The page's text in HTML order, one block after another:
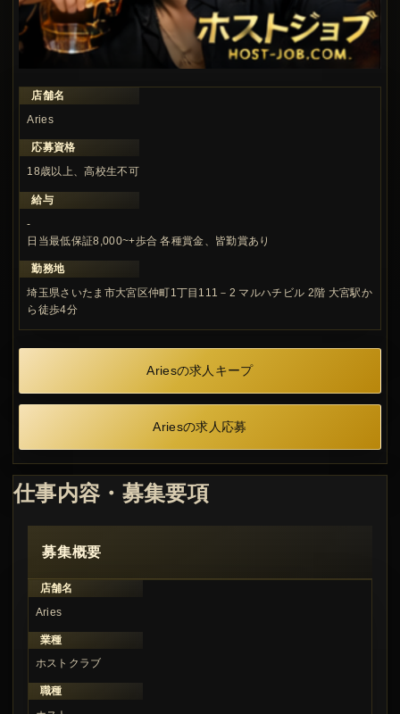
この求人の注目ポイント
店舗名
Aries
応募資格
18歳以上、高校生不可
給与
-
日当最低保証8,000~+歩合 各種賞金、皆勤賞あり
勤務地
埼玉県さいたま市大宮区仲町1丁目111－2 マルハチビル 2階 大宮駅か
ら徒歩4分
Ariesの求人キープ
Ariesの求人応募
仕事内容・募集要項
募集概要
店舗名
Aries
業種
ホストクラブ
職種